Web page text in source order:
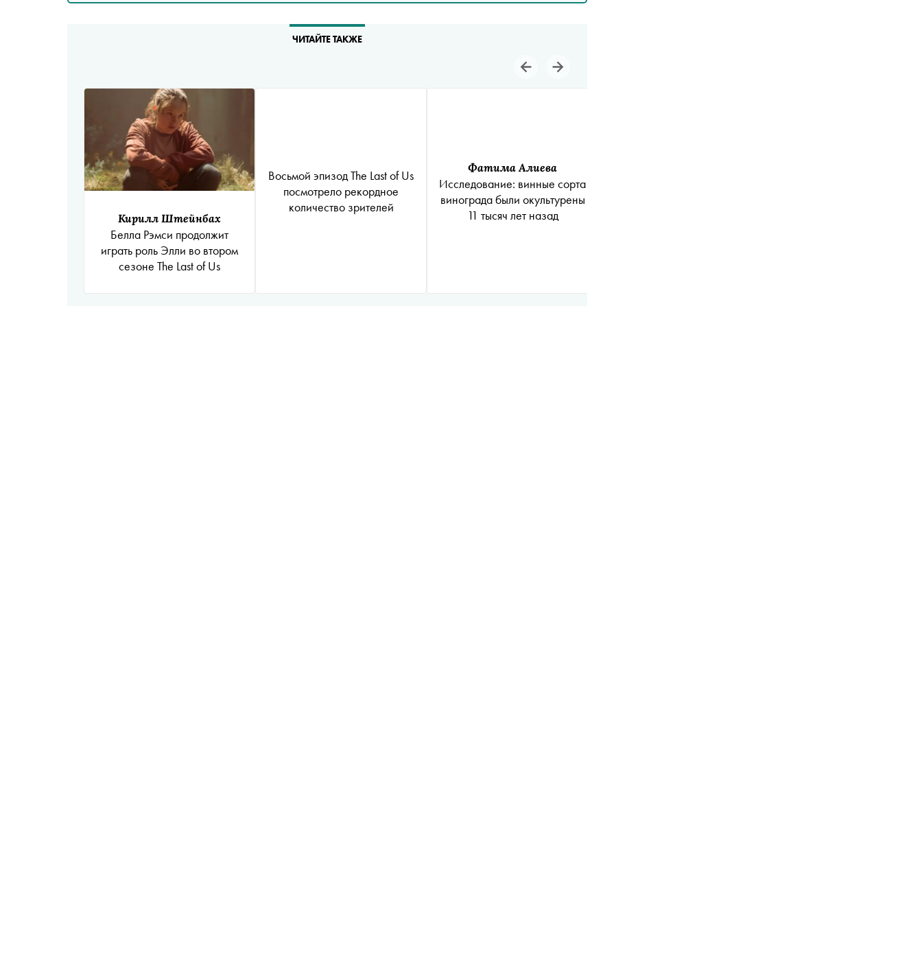
ЧИТАЙТЕ ТАКЖЕ
Кирилл Штейнбах
Белла Рэмси продолжит
играть роль Элли во втором
сезоне The Last of Us
Восьмой эпизод The Last of Us
посмотрело рекордное
количество зрителей
Фатима Алиева
Исследование: винные сорта
винограда были окультурены
11 тысяч лет назад